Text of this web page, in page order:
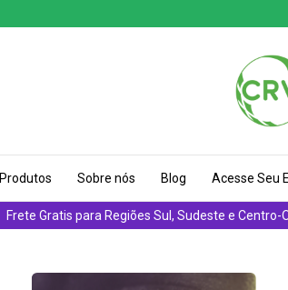
Frete Gratis para Regiões Sul, Sudeste e
Produtos Sobre nós Blog Acesse Seu